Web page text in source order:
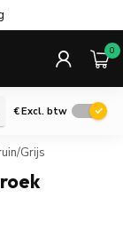
0
€Excl. btw
Grijs